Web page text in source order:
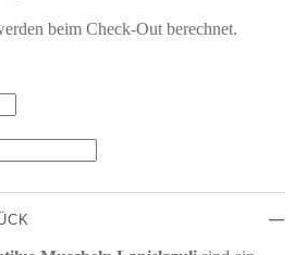
beim Check-Out berechnet.